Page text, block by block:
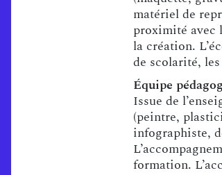
matériel de
proximité avec
la création.
de scolarité,
Équipe
Issue de
(peintre,
infographiste,
formation.